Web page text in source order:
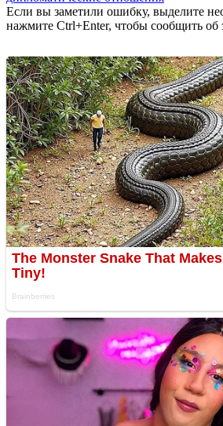
Если вы заметили ошибку, выделите
нажмите Ctrl+Enter, чтобы сообщить об